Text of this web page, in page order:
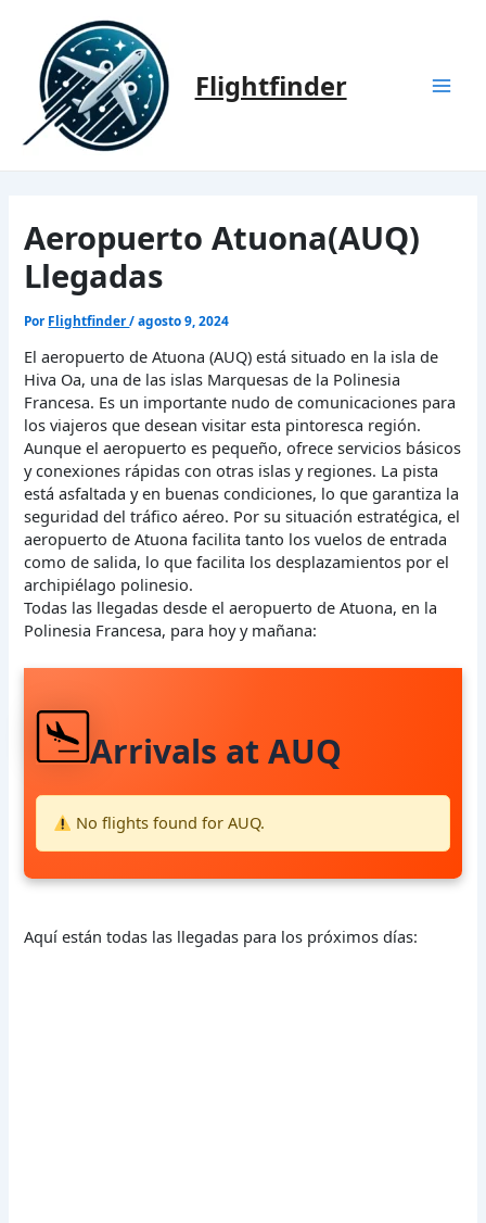
contenido
Flightfinder
Aeropuerto Atuona(AUQ)
Llegadas
Por Flightfinder/agosto 9, 2024
El aeropuerto de Atuona (AUQ) está situado en la isla de
Hiva Oa, una de las islas Marquesas de la Polinesia
Francesa. Es un importante nudo de comunicaciones para
los viajeros que desean visitar esta pintoresca región.
Aunque el aeropuerto es pequeño, ofrece servicios básicos
y conexiones rápidas con otras islas y regiones. La pista
está asfaltada y en buenas condiciones, lo que garantiza la
seguridad del tráfico aéreo. Por su situación estratégica, el
aeropuerto de Atuona facilita tanto los vuelos de entrada
como de salida, lo que facilita los desplazamientos por el
archipiélago polinesio.
Todas las llegadas desde el aeropuerto de Atuona, en la
Polinesia Francesa, para hoy y mañana:
Arrivals at AUQ
No flights found for AUQ.
Aquí están todas las llegadas para los próximos días: